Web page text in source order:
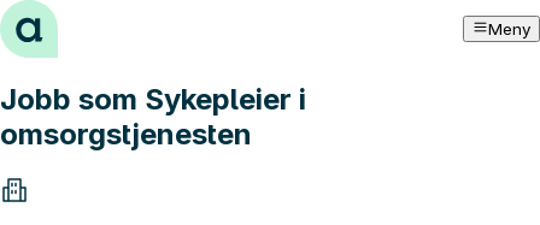
Hopp til innhold Meny
Jobb som Sykepleier i
omsorgstjenesten